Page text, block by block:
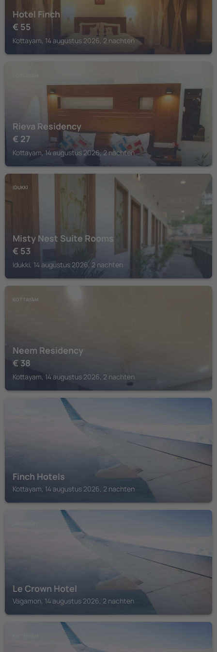
Hotel Finch
€ 55
Kottayam, 14 augustus 2026, 2 nachten
Rieva Residency
€ 27
Kottayam, 14 augustus 2026, 2 nachten
IDUKKI
Misty Nest Suite Rooms
€ 53
Idukki, 14 augustus 2026, 2 nachten
KOTTAYAM
Neem Residency
€ 38
Kottayam, 14 augustus 2026, 2 nachten
Finch Hotels
Kottayam, 14 augustus 2026, 2 nachten
Le Crown Hotel
Vagamon, 14 augustus 2026, 2 nachten